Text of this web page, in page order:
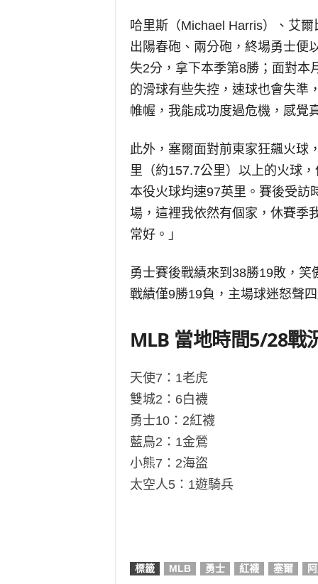
哈里斯（Michael Harris）、艾
出陽春砲、兩分砲，終場勇士便
失2分，拿下本季第8勝；面對本
的滑球有些失控，速球也會失準
帷幄，我能成功度過危機，感覺
此外，塞爾面對前東家狂飆火球
里（約157.7公里）以上的火球
本役火球均速97英里。賽後受訪
場，這裡我依然有個家，休賽季
常好。」
勇士賽後戰績來到38勝19敗，
戰績僅9勝19負，主場球迷怒聲
MLB 當地時間5/28戰
天使7：1老虎
雙城2：6白襪
勇士10：2紅襪
藍鳥2：1金鶯
小熊7：2海盜
太空人5：1遊騎兵
標籤 MLB 勇士 紅襪 塞爾